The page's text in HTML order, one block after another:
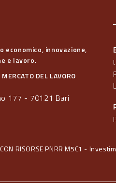
economico, innovazione,
e lavoro.
DEL LAVORO
177 - 70121 Bari
CON RISORSE PNRR M5C1 -